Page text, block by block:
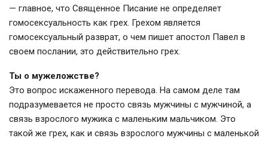
— главное, что Священное Писание не определяет
гомосексуальность как грех. Грехом является
гомосексуальный разврат, о чем пишет апостол Павел в
своем послании, это действительно грех.
Ты о мужеложстве?
Это вопрос искаженного перевода. На самом деле там
подразумевается не просто связь мужчины с мужчиной, а
связь взрослого мужика с маленьким мальчиком. Это
такой же грех, как и связь взрослого мужчины с маленькой